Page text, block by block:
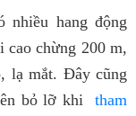
nhiều hang động
cao chừng 200 m,
lạ mắt. Đây cũng
bỏ lỡ khi
tham